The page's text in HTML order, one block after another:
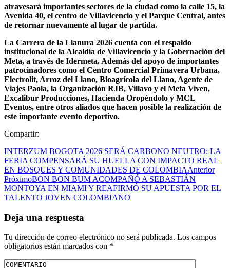
atravesará importantes sectores de la ciudad como la calle 15, la
Avenida 40, el centro de Villavicencio y el Parque Central, antes
de retornar nuevamente al lugar de partida.
La Carrera de la Llanura 2026 cuenta con el respaldo
institucional de la Alcaldía de Villavicencio y la Gobernación del
Meta, a través de Idermeta. Además del apoyo de importantes
patrocinadores como el Centro Comercial Primavera Urbana,
Electrolit, Arroz del Llano, Bioagrícola del Llano, Agente de
Viajes Paola, la Organización RJB, Villavo y el Meta Viven,
Excalibur Producciones, Hacienda Oropéndolo y MCL
Eventos, entre otros aliados que hacen posible la realización de
este importante evento deportivo.
Compartir:
INTERZUM BOGOTA 2026 SERÁ CARBONO NEUTRO: LA
FERIA COMPENSARÁ SU HUELLA CON IMPACTO REAL
EN BOSQUES Y COMUNIDADES DE COLOMBIAAnterior
PróximoBON BON BUM ACOMPAÑÓ A SEBASTIÁN
MONTOYA EN MIAMI Y REAFIRMÓ SU APUESTA POR EL
TALENTO JOVEN COLOMBIANO
Deja una respuesta
Tu dirección de correo electrónico no será publicada. Los campos
obligatorios están marcados con *